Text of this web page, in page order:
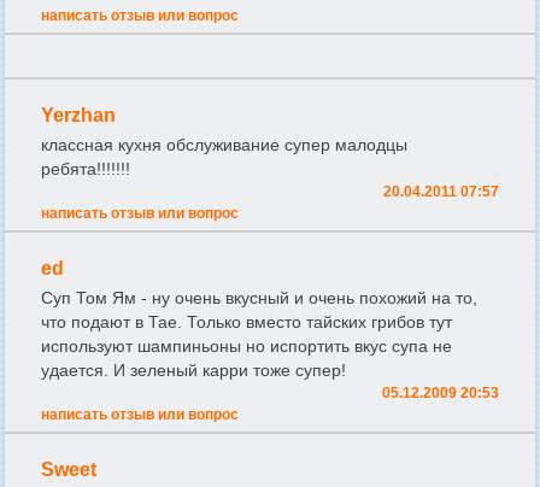
написать отзыв или вопрос
Yerzhan
классная кухня обслуживание супер малодцы
ребята!!!!!!!
20.04.2011 07:57
написать отзыв или вопрос
ed
Суп Том Ям - ну очень вкусный и очень похожий на то,
что подают в Тае. Только вместо тайских грибов тут
используют шампиньоны но испортить вкус супа не
удается. И зеленый карри тоже супер!
05.12.2009 20:53
написать отзыв или вопрос
Sweet